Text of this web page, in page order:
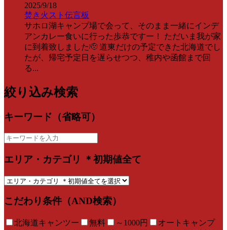
2025/9/18
焚き火スト伝言板
サホロ湖キャンプ場で会って、そのまま一緒にインデ
アンカレー食いに行った歩恭ですー！ ただいま我が家
に到着致しました🫡 道東だけの予定できた北海道でし
たが、帰宅予定日を遅らせつつ、稚内や函館まで回
る...
絞り込み検索
キーワード（省略可）
エリア・カテゴリ ＊初期値全て
こだわり条件（AND検索）
北海道キャンツー 無料 ～1000円
オートキャンプ